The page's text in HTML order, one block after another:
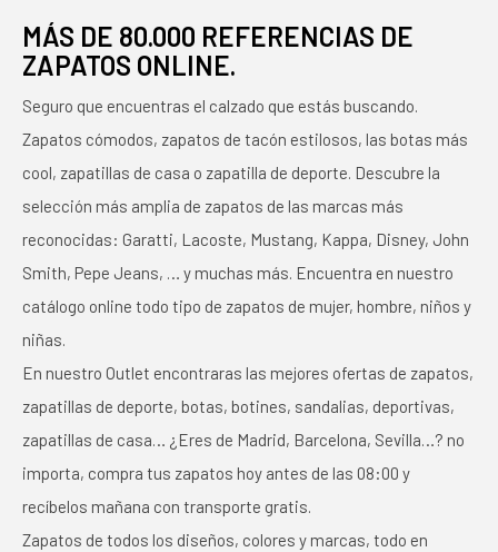
MÁS DE 80.000 REFERENCIAS DE
ZAPATOS ONLINE.
Seguro que encuentras el calzado que estás buscando.
Zapatos cómodos, zapatos de tacón estilosos, las botas más
cool, zapatillas de casa o zapatilla de deporte. Descubre la
selección más amplia de zapatos de las marcas más
reconocidas: Garatti, Lacoste, Mustang, Kappa, Disney, John
Smith, Pepe Jeans, … y muchas más. Encuentra en nuestro
catálogo online todo tipo de zapatos de mujer, hombre, niños y
niñas.
En nuestro Outlet encontraras las mejores ofertas de zapatos,
zapatillas de deporte, botas, botines, sandalias, deportivas,
zapatillas de casa… ¿Eres de Madrid, Barcelona, Sevilla…? no
importa, compra tus zapatos hoy antes de las 08:00 y
recíbelos mañana con transporte gratis.
Zapatos de todos los diseños, colores y marcas, todo en